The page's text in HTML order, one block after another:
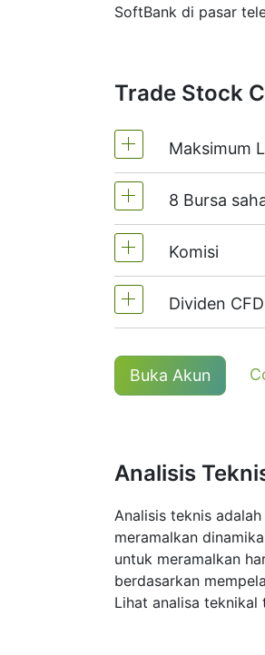
SoftBank di pasar
Trade Stock
Maksimum
MT4 dan
Di
8 Bursa
Kami
Komisi
Komisi satu
Minimal komisi
Dividen
Kedudukan
Maklumat
Buka Akun
Analisis
Analisis teknis
meramalkan
untuk meramalkan
berdasarkan
Lihat analisa